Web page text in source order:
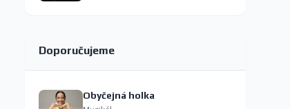
Doporučujeme
Obyčejná holka